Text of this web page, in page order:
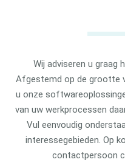
Wij adviseren u graag
Afgestemd op de grootte
u onze
van uw werkprocessen
Vul eenvoudig
interessegebieden. Op
contactpersoon